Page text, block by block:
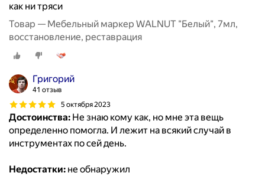
как ни тряси
Товар — Мебельный маркер WALNUT "Белый", 7мл,
восстановление, реставрация
Григорий
41 отзыв
5 октября 2023
Достоинства: Не знаю кому как, но мне эта вещь
определенно помогла. И лежит на всякий случай в
инструментах по сей день.
Недостатки: не обнаружил